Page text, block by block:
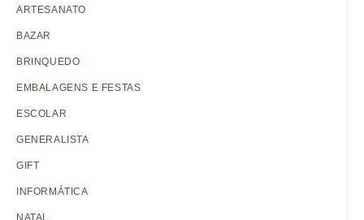
ARTESANATO
BAZAR
BRINQUEDO
EMBALAGENS E FESTAS
ESCOLAR
GENERALISTA
GIFT
INFORMÁTICA
NATAL